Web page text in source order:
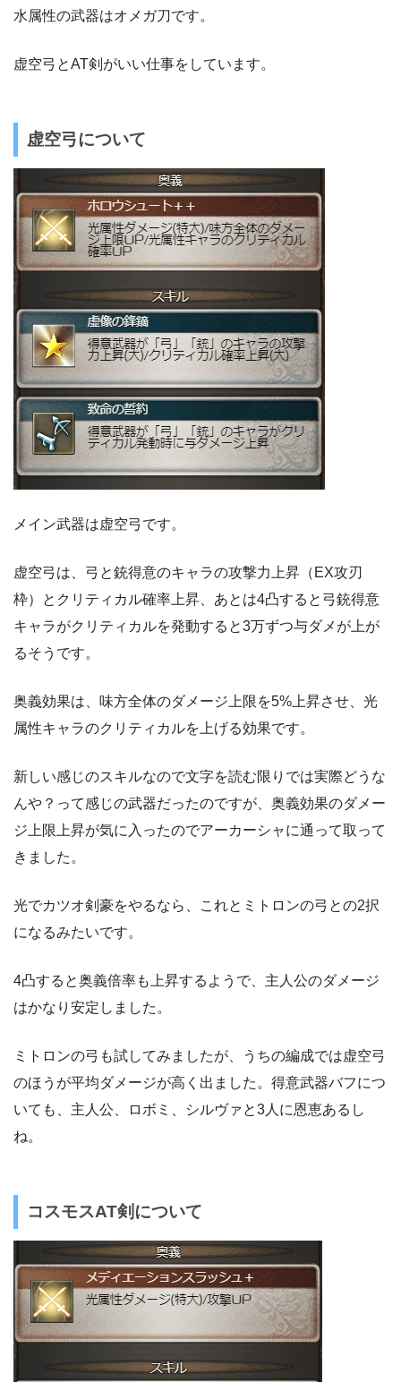
水属性の武器はオメガ刀です。
虚空弓とAT剣がいい仕事をしています。
虚空弓について
メイン武器は虚空弓です。
虚空弓は、弓と銃得意のキャラの攻撃力上昇（EX攻刃
枠）とクリティカル確率上昇、あとは4凸すると弓銃得意
キャラがクリティカルを発動すると3万ずつ与ダメが上が
るそうです。
奥義効果は、味方全体のダメージ上限を5%上昇させ、光
属性キャラのクリティカルを上げる効果です。
新しい感じのスキルなので文字を読む限りでは実際どうな
んや？って感じの武器だったのですが、奥義効果のダメー
ジ上限上昇が気に入ったのでアーカーシャに通って取って
きました。
光でカツオ剣豪をやるなら、これとミトロンの弓との2択
になるみたいです。
4凸すると奥義倍率も上昇するようで、主人公のダメージ
はかなり安定しました。
ミトロンの弓も試してみましたが、うちの編成では虚空弓
のほうが平均ダメージが高く出ました。得意武器バフにつ
いても、主人公、ロボミ、シルヴァと3人に恩恵あるし
ね。
コスモスAT剣について